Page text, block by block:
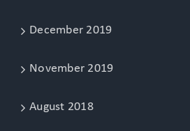
December 2019
November 2019
August 2018